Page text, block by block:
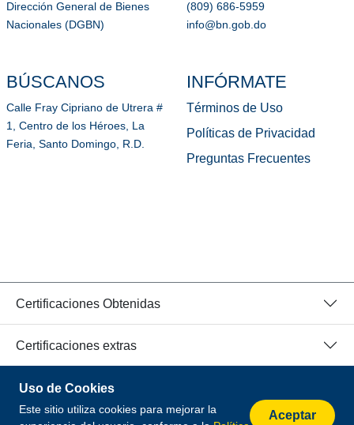
Dirección General de Bienes
Nacionales (DGBN)
BÚSCANOS
Calle Fray Cipriano de Utrera #
1, Centro de los Héroes, La
Feria, Santo Domingo, R.D.
(809) 686-5959
info@bn.gob.do
INFÓRMATE
Términos de Uso
Políticas de Privacidad
Preguntas Frecuentes
Certificaciones Obtenidas
Certificaciones extras
© 2026 Todos los Derechos Reservados.
Desarrollado por
Uso de Cookies
Este sitio utiliza cookies para mejorar la
Aceptar